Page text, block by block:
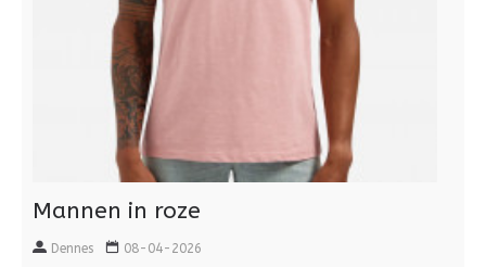
Mannen in roze
Dennes 08-04-2026